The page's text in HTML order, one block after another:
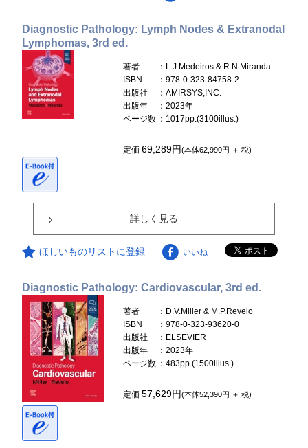
Diagnostic Pathology: Lymph Nodes & Extranodal
Lymphomas, 3rd ed.
著者
：L.J.Medeiros & R.N.Miranda
ISBN
：978-0-323-84758-2
出版社
：AMIRSYS,INC.
出版年
：2023年
ページ数 ：1017pp.(3100illus.)
定価69,289円(本体62,990円 ＋ 税)
詳しく見る
ほしいものリストに登録 いいね
Diagnostic Pathology: Cardiovascular, 3rd ed.
著者
：D.V.Miller & M.P.Revelo
ISBN
：978-0-323-93620-0
出版社
：ELSEVIER
出版年
：2023年
ページ数 ：483pp.(1500illus.)
定価57,629円(本体52,390円 ＋ 税)